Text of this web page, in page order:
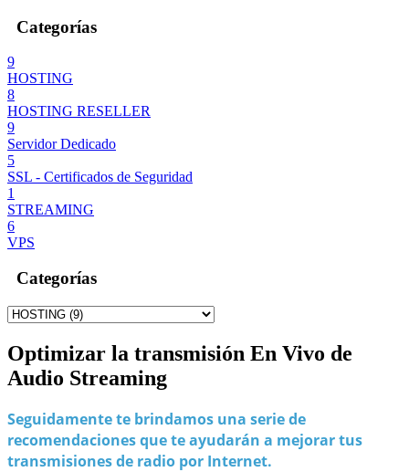
Categorías
9
HOSTING
8
HOSTING RESELLER
9
Servidor Dedicado
5
SSL - Certificados de Seguridad
1
STREAMING
6
VPS
Categorías
Optimizar la transmisión En Vivo de
Audio Streaming
Seguidamente te brindamos una serie de
recomendaciones que te ayudarán a mejorar tus
transmisiones de radio por Internet.